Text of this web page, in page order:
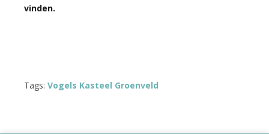
vinden.
Tags: Vogels Kasteel Groenveld